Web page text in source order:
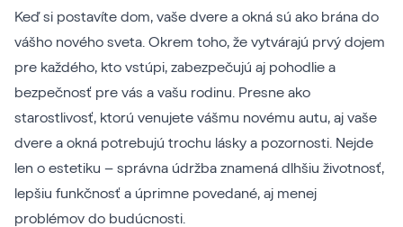
Keď si postavíte dom, vaše dvere a okná sú ako brána do
vášho nového sveta. Okrem toho, že vytvárajú prvý dojem
pre každého, kto vstúpi, zabezpečujú aj pohodlie a
bezpečnosť pre vás a vašu rodinu. Presne ako
starostlivosť, ktorú venujete vášmu novému autu, aj vaše
dvere a okná potrebujú trochu lásky a pozornosti. Nejde
len o estetiku – správna údržba znamená dlhšiu životnosť,
lepšiu funkčnosť a úprimne povedané, aj menej
problémov do budúcnosti.